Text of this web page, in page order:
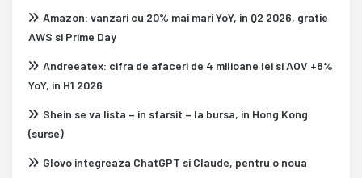
Amazon: vanzari cu 20% mai mari YoY, in Q2 2026, gratie
AWS si Prime Day
Andreeatex: cifra de afaceri de 4 milioane lei si AOV +8%
YoY, in H1 2026
Shein se va lista – in sfarsit – la bursa, in Hong Kong
(surse)
Glovo integreaza ChatGPT si Claude, pentru o noua